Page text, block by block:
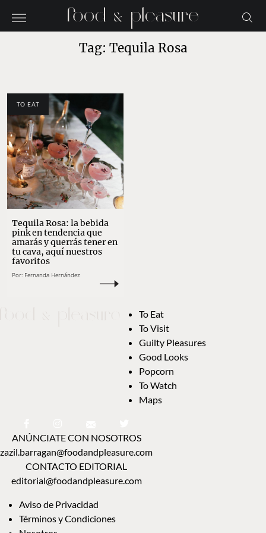
Tag: Tequila Rosa
TO EAT
Tequila Rosa: la bebida
pink en tendencia que
amarás y querrás tener en
tu cava, aquí nuestros
favoritos
Por: Fernanda Hernández
To Eat
To Visit
Guilty Pleasures
Good Looks
Popcorn
To Watch
Maps
ANÚNCIATE CON NOSOTROS
zazil.barragan@foodandpleasure.com
CONTACTO EDITORIAL
editorial@foodandpleasure.com
Aviso de Privacidad
Términos y Condiciones